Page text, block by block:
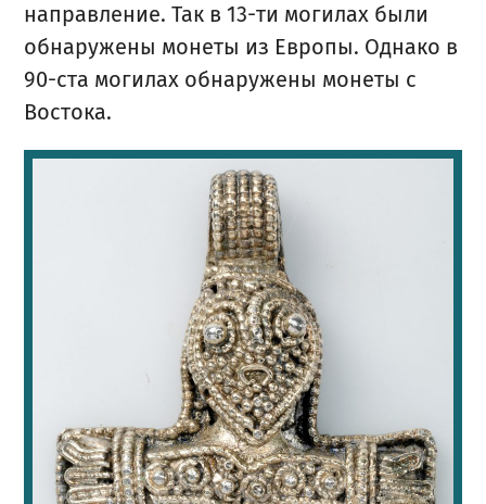
направление. Так в 13-ти могилах были
обнаружены монеты из Европы. Однако в
90-ста могилах обнаружены монеты с
Востока.